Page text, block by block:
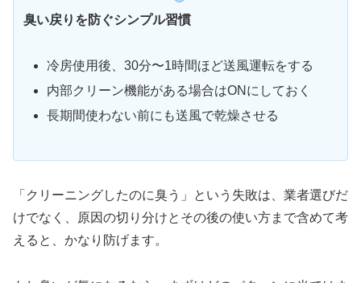
臭い戻りを防ぐシンプル習慣
冷房使用後、30分〜1時間ほど送風運転をする
内部クリーン機能がある場合はONにしておく
長期間使わない前にも送風で乾燥させる
「クリーニングしたのに臭う」という失敗は、業者選びだ
けでなく、原因の切り分けとその後の使い方まで含めて考
えると、かなり防げます。